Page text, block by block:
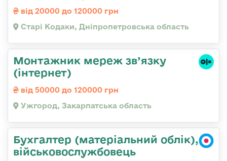
від 20000 до 120000 грн
Старі Кодаки, Дніпропетровська область
Монтажник мереж зв’язку
(інтернет)
від 50000 до 120000 грн
Ужгород, Закарпатська область
Бухгалтер (матеріальний облік),
військовослужбовець